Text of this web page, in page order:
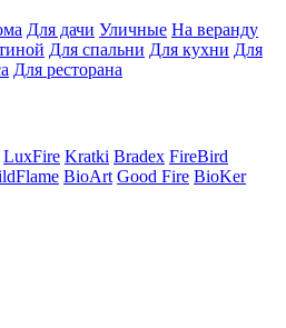
Для дачи Уличные На веранду
Для спальни Для кухни Для
Для ресторана
LuxFire Kratki Bradex FireBird
BioArt Good Fire BioKer